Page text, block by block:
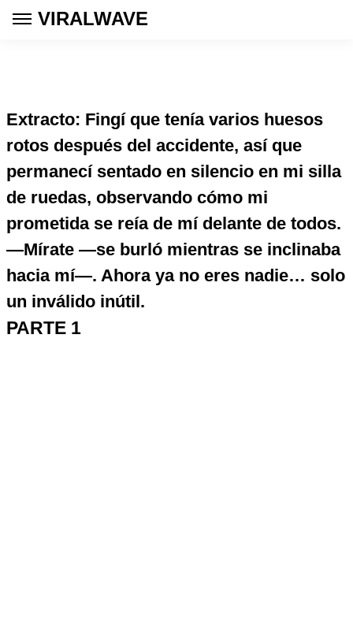
VIRALWAVE
Extracto: Fingí que tenía varios huesos
rotos después del accidente, así que
permanecí sentado en silencio en mi silla
de ruedas, observando cómo mi
prometida se reía de mí delante de todos.
—Mírate —se burló mientras se inclinaba
hacia mí—. Ahora ya no eres nadie… solo
un inválido inútil.
PARTE 1